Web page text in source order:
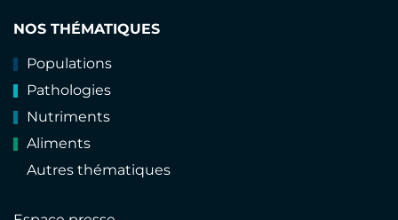
NOS THÉMATIQUES
Populations
Pathologies
Nutriments
Aliments
Autres thématiques